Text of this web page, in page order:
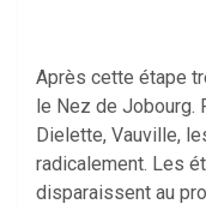
Après cette étape
le Nez de Jobourg.
Dielette, Vauville,
radicalement. Les
disparaissent au